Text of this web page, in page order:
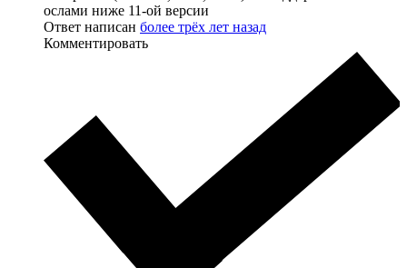
ослами ниже 11-ой версии
Ответ написан более трёх лет назад
Комментировать